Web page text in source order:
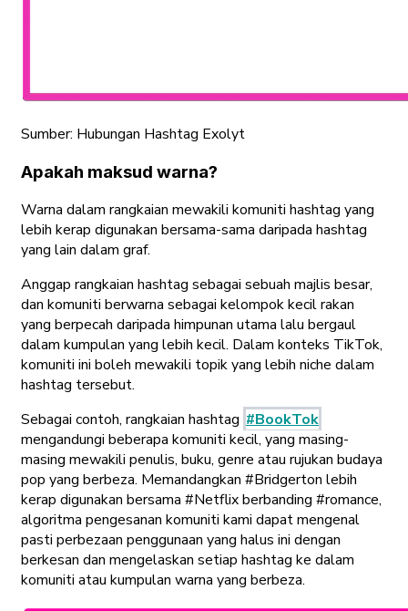
Sumber: Hubungan Hashtag Exolyt
Apakah maksud warna?
Warna dalam rangkaian mewakili komuniti hashtag yang
lebih kerap digunakan bersama-sama daripada hashtag
yang lain dalam graf.
Anggap rangkaian hashtag sebagai sebuah majlis besar,
dan komuniti berwarna sebagai kelompok kecil rakan
yang berpecah daripada himpunan utama lalu bergaul
dalam kumpulan yang lebih kecil. Dalam konteks TikTok,
komuniti ini boleh mewakili topik yang lebih niche dalam
hashtag tersebut.
Sebagai contoh, rangkaian hashtag #BookTok
mengandungi beberapa komuniti kecil, yang masing-
masing mewakili penulis, buku, genre atau rujukan budaya
pop yang berbeza. Memandangkan #Bridgerton lebih
kerap digunakan bersama #Netflix berbanding #romance,
algoritma pengesanan komuniti kami dapat mengenal
pasti perbezaan penggunaan yang halus ini dengan
berkesan dan mengelaskan setiap hashtag ke dalam
komuniti atau kumpulan warna yang berbeza.